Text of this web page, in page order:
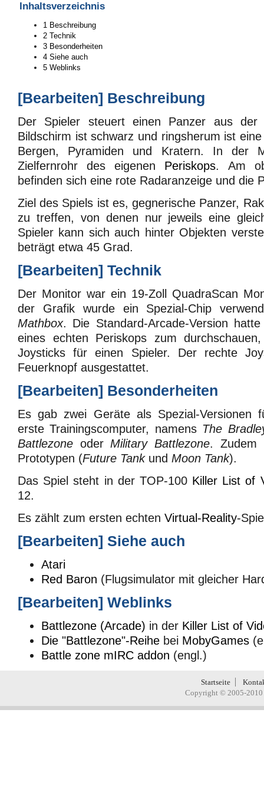
Inhaltsverzeichnis
1 Beschreibung
2 Technik
3 Besonderheiten
4 Siehe auch
5 Weblinks
[Bearbeiten] Beschreibung
Der Spieler steuert einen Panzer aus der
Bildschirm ist schwarz und ringsherum ist
Bergen, Pyramiden und Kratern. In der
Zielfernrohr des eigenen Periskops. Am
befinden sich eine rote Radaranzeige und die
Ziel des Spiels ist es, gegnerische Panzer,
zu treffen, von denen nur jeweils eine
Spieler kann sich auch hinter Objekten
beträgt etwa 45 Grad.
[Bearbeiten] Technik
Der Monitor war ein 19-Zoll QuadraScan
der Grafik wurde ein Spezial-Chip
Mathbox. Die Standard-Arcade-Version
eines echten Periskops zum
Joysticks für einen Spieler. Der rechte
Feuerknopf ausgestattet.
[Bearbeiten] Besonderheiten
Es gab zwei Geräte als Spezial-
erste Trainingscomputer, namens The
Battlezone oderMilitary Battlezone. Zudem
Prototypen (Future Tankund Moon Tank).
Das Spiel steht in der TOP-100 Killer List of
12.
Es zählt zum ersten echten Virtual-Reality-
[Bearbeiten] Siehe auch
Atari
Red Baron (Flugsimulator mit gleicher
[Bearbeiten] Weblinks
Battlezone (Arcade) in der Killer List of
Die "Battlezone"-Reihe bei MobyGames
Battle zone mIRC addon (engl.)
Startseite
Copyright © 2005-2010